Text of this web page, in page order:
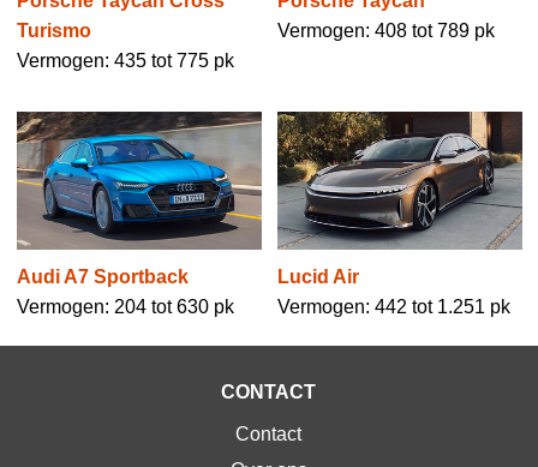
Turismo
Vermogen: 435 tot 775 pk
Vermogen: 408 tot 789 pk
Audi A7 Sportback
Vermogen: 204 tot 630 pk
Lucid Air
Vermogen: 442 tot 1.251 pk
CONTACT
Contact